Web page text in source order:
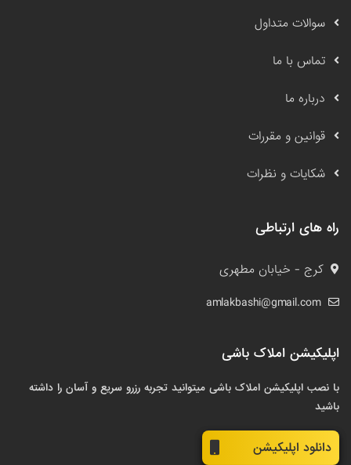
سوالات متداول
تماس با ما
درباره ما
قوانین و مقررات
شکایات و نظرات
راه های ارتباطی
کرج - خیابان مطهری
amlakbashi@gmail.com
اپلیکیشن املاک باشی
با نصب اپلیکیشن املاک باشی میتوانید تجربه رزرو سریع و آسان را داشته
باشید
دانلود اپلیکیشن